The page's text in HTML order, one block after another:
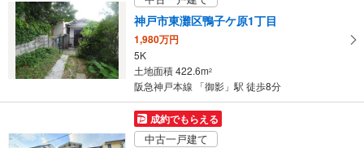
る
神戸市東灘区鴨子ケ原1丁目
1,980万円
5K
土地面積 422.6m2
阪急神戸本線 「御影」駅 徒歩8分
成約でもらえる
中古一戸建て